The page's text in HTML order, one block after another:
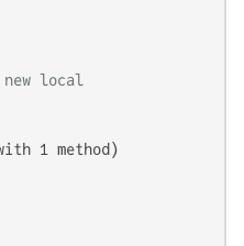
new local
1 method)